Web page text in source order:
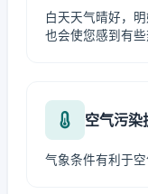
白天天气晴好，
也会使您感到有些
空气污染
气象条件有利于空